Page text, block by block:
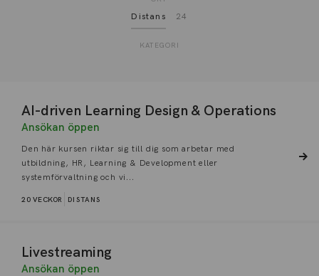
Distans 24
KATEGORI
AI-driven Learning Design & Operations
Ansökan öppen
Den här kursen riktar sig till dig som arbetar med
utbildning, HR, Learning & Development eller
systemförvaltning och vi...
20 VECKOR DISTANS
Livestreaming
Ansökan öppen